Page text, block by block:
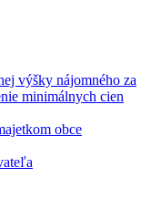
výšky nájomného za
minimálnych cien
obce